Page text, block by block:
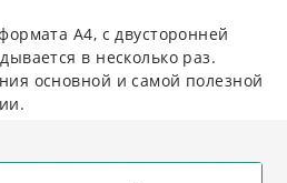
А4, с двусторонней
в несколько раз.
основной и самой полезной